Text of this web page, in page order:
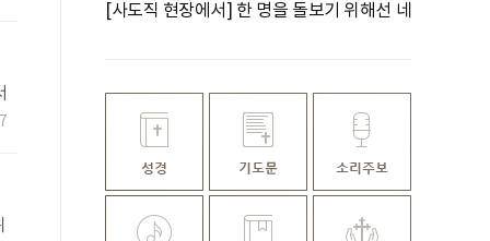
하겠다"
[사도직 현장에서] 한 명을 돌보기 위해선 네